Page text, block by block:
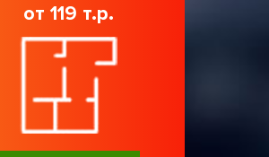
от 119 т.р.